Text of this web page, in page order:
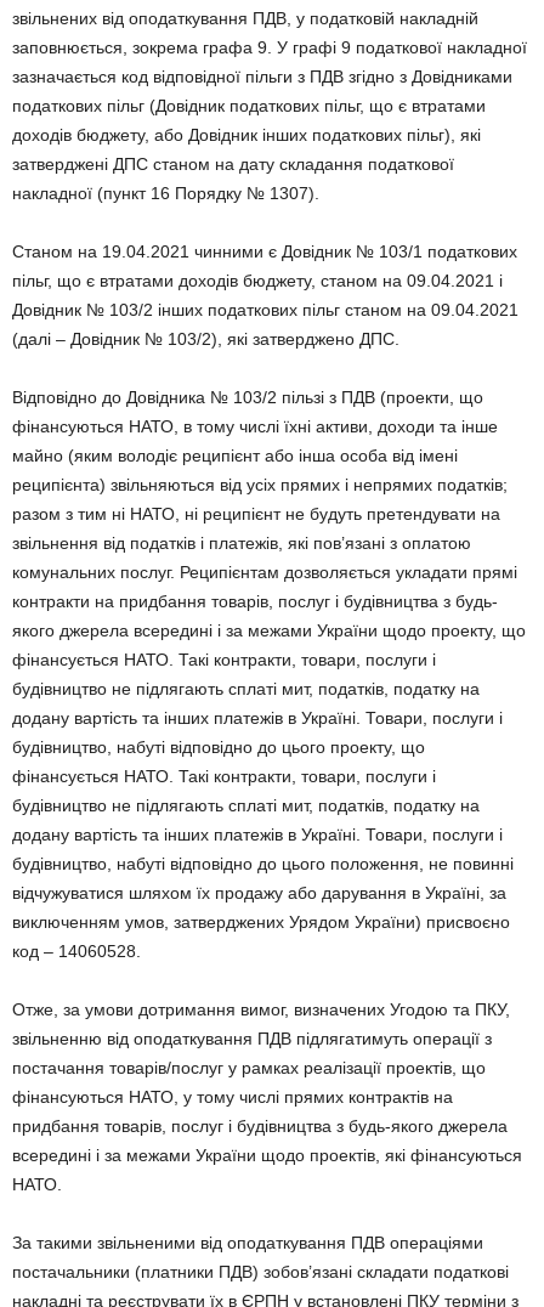
звільнених від оподаткування ПДВ, у податковій накладній
заповнюється, зокрема графа 9. У графі 9 податкової накладної
зазначається код відповідної пільги з ПДВ згідно з Довідниками
податкових пільг (Довідник податкових пільг, що є втратами
доходів бюджету, або Довідник інших податкових пільг), які
затверджені ДПС станом на дату складання податкової
накладної (пункт 16 Порядку № 1307).
Станом на 19.04.2021 чинними є Довідник № 103/1 податкових
пільг, що є втратами доходів бюджету, станом на 09.04.2021 і
Довідник № 103/2 інших податкових пільг станом на 09.04.2021
(далі – Довідник № 103/2), які затверджено ДПС.
Відповідно до Довідника № 103/2 пільзі з ПДВ (проекти, що
фінансуються НАТО, в тому числі їхні активи, доходи та інше
майно (яким володіє реципієнт або інша особа від імені
реципієнта) звільняються від усіх прямих і непрямих податків;
разом з тим ні НАТО, ні реципієнт не будуть претендувати на
звільнення від податків і платежів, які пов’язані з оплатою
комунальних послуг. Реципієнтам дозволяється укладати прямі
контракти на придбання товарів, послуг і будівництва з будь-
якого джерела всередині і за межами України щодо проекту, що
фінансується НАТО. Такі контракти, товари, послуги і
будівництво не підлягають сплаті мит, податків, податку на
додану вартість та інших платежів в Україні. Товари, послуги і
будівництво, набуті відповідно до цього проекту, що
фінансується НАТО. Такі контракти, товари, послуги і
будівництво не підлягають сплаті мит, податків, податку на
додану вартість та інших платежів в Україні. Товари, послуги і
будівництво, набуті відповідно до цього положення, не повинні
відчужуватися шляхом їх продажу або дарування в Україні, за
виключенням умов, затверджених Урядом України) присвоєно
код – 14060528.
Отже, за умови дотримання вимог, визначених Угодою та ПКУ,
звільненню від оподаткування ПДВ підлягатимуть операції з
постачання товарів/послуг у рамках реалізації проектів, що
фінансуються НАТО, у тому числі прямих контрактів на
придбання товарів, послуг і будівництва з будь-якого джерела
всередині і за межами України щодо проектів, які фінансуються
НАТО.
За такими звільненими від оподаткування ПДВ операціями
постачальники (платники ПДВ) зобов’язані складати податкові
накладні та реєструвати їх в ЄРПН у встановлені ПКУ терміни з